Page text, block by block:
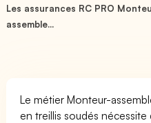
Les assurances RC PRO
assemble...
Le métier Monteur-
en treillis soudés